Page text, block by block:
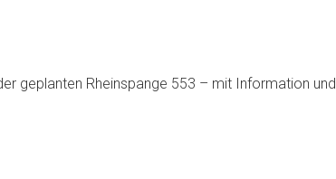
geplanten Rheinspange 553 – mit Information und